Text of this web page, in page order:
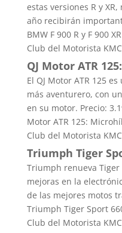
estas versiones R y
año recibirán
BMW F 900 R y F 900
Club del Motorista
QJ Motor ATR
El QJ Motor ATR 125
más aventurero, con
en su motor. Precio:
Motor ATR 125:
Club del Motorista
Triumph Tiger
Triumph renueva Tiger
mejoras en la
de las mejores motos
Triumph Tiger Sport
Club del Motorista